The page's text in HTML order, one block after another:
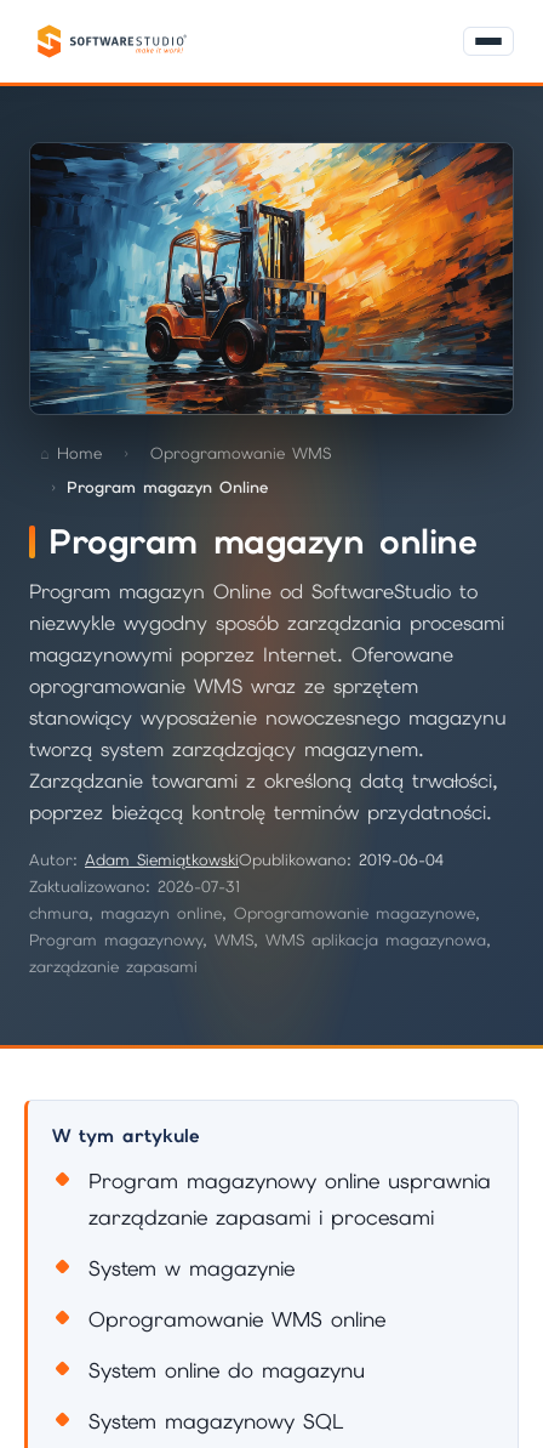
Home
Oprogramowanie WMS
Program magazyn Online
Program magazyn online
Program magazyn Online od SoftwareStudio to
niezwykle wygodny sposób zarządzania procesami
magazynowymi poprzez Internet. Oferowane
oprogramowanie WMS wraz ze sprzętem
stanowiący wyposażenie nowoczesnego magazynu
tworzą system zarządzający magazynem.
Zarządzanie towarami z określoną datą trwałości,
poprzez bieżącą kontrolę terminów przydatności.
Autor: Adam SiemiątkowskiOpublikowano: 2019-06-04
Zaktualizowano: 2026-07-31
chmura, magazyn online, Oprogramowanie magazynowe,
Program magazynowy, WMS, WMS aplikacja magazynowa,
zarządzanie zapasami
W tym artykule
Program magazynowy online usprawnia
zarządzanie zapasami i procesami
System w magazynie
Oprogramowanie WMS online
System online do magazynu
System magazynowy SQL